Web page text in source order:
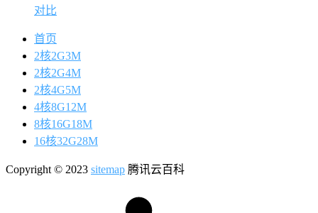
对比
首页
2核2G3M
2核2G4M
2核4G5M
4核8G12M
8核16G18M
16核32G28M
Copyright © 2023 sitemap 腾讯云百科